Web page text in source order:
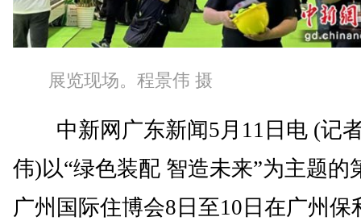
展览现场。程景伟 摄
中新网广东新闻5月11日电 (记
伟)以“绿色装配 智造未来”为主题的
广州国际住博会8日至10日在广州保